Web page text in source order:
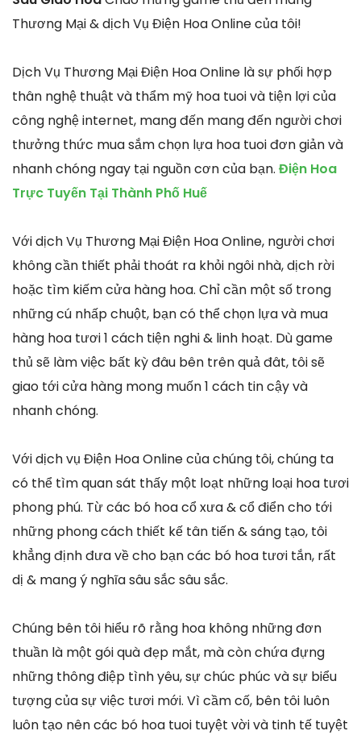
Thương Mại & dịch Vụ Điện Hoa Online của tôi!
Dịch Vụ Thương Mại Điện Hoa Online là sự phối hợp
thân nghệ thuật và thẩm mỹ hoa tuoi và tiện lợi của
công nghệ internet, mang đến mang đến người chơi
thưởng thức mua sắm chọn lựa hoa tuoi đơn giản và
nhanh chóng ngay tại nguồn cơn của bạn. Điện Hoa
Trực Tuyến Tại Thành Phố Huế
Với dịch Vụ Thương Mại Điện Hoa Online, người chơi
không cần thiết phải thoát ra khỏi ngôi nhà, dịch rời
hoặc tìm kiếm cửa hàng hoa. Chỉ cần một số trong
những cú nhấp chuột, bạn có thể chọn lựa và mua
hàng hoa tươi 1 cách tiện nghi & linh hoạt. Dù game
thủ sẽ làm việc bất kỳ đâu bên trên quả đât, tôi sẽ
giao tới cửa hàng mong muốn 1 cách tin cậy và
nhanh chóng.
Với dịch vụ Điện Hoa Online của chúng tôi, chúng ta
có thể tìm quan sát thấy một loạt những loại hoa tươi
phong phú. Từ các bó hoa cổ xưa & cổ điển cho tới
những phong cách thiết kế tân tiến & sáng tạo, tôi
khẳng định đưa về cho bạn các bó hoa tươi tắn, rất
dị & mang ý nghĩa sâu sắc sâu sắc.
Chúng bên tôi hiểu rõ rằng hoa không những đơn
thuần là một gói quà đẹp mắt, mà còn chứa đựng
những thông điệp tình yêu, sự chúc phúc và sự biểu
tượng của sự việc tươi mới. Vì cầm cố, bên tôi luôn
luôn tạo nên các bó hoa tuoi tuyệt vời và tinh tế tuyệt